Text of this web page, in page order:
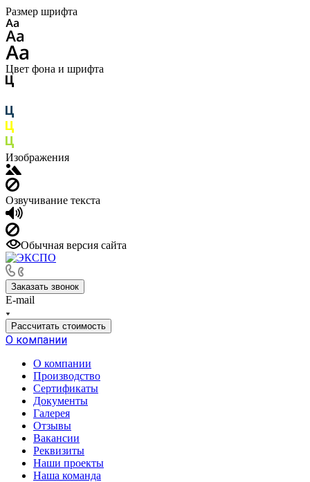
Размер шрифта
Цвет фона и шрифта
Изображения
Озвучивание текста
Обычная версия сайта
Заказать звонок
E-mail
Рассчитать стоимость
О компании
О компании
Производство
Сертификаты
Документы
Галерея
Отзывы
Вакансии
Реквизиты
Наши проекты
Наша команда